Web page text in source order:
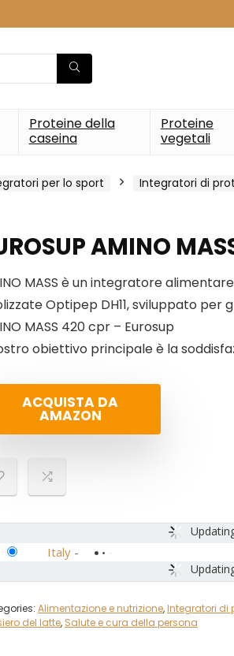
Proteine della
caseina
Proteine
vegetali
per lo sport Integratori di
AMINO
MASS è un integratore
Optipep DH11, sviluppato per
MASS 420 cpr – Eurosup
obiettivo principale è la
ACQUISTA DA
AMAZON
Italy -
Alimentazione e nutrizione,Integratori di
del latte, Salute e cura della persona